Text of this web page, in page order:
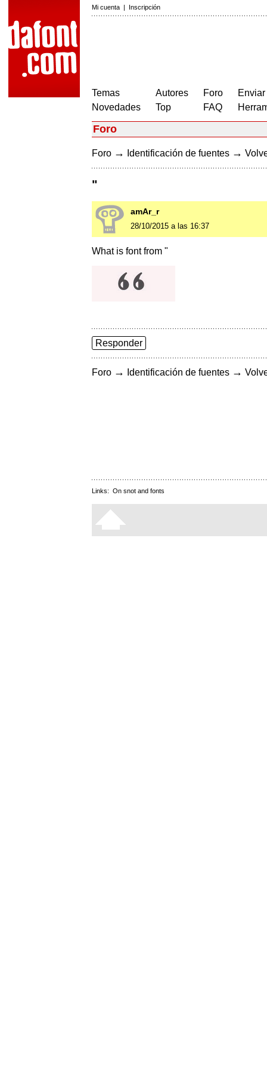
Mi cuenta | Inscripción
Temas
Novedades
Autores
Top
Foro
FAQ
Foro
Foro → Identificación de fuentes →
"
amAr_r
28/10/2015 a las 16:37
What is font from "
Responder
Foro → Identificación de fuentes →
Links: On snot and fonts